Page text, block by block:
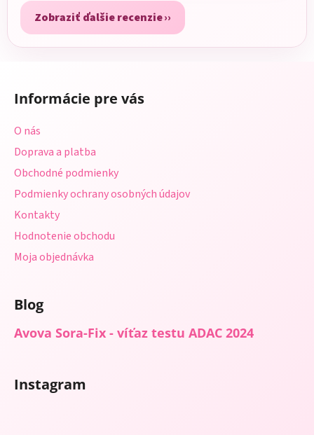
Zobraziť ďalšie recenzie
Informácie pre vás
O nás
Doprava a platba
Obchodné podmienky
Podmienky ochrany osobných údajov
Kontakty
Hodnotenie obchodu
Moja objednávka
Blog
Avova Sora-Fix - víťaz testu ADAC 2024
Instagram